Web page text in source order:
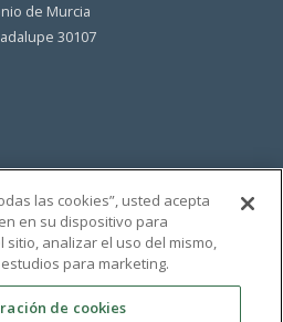
de Murcia
30107
las cookies”, usted acepta
en su dispositivo para
sitio, analizar el uso del mismo,
para marketing.
de cookies